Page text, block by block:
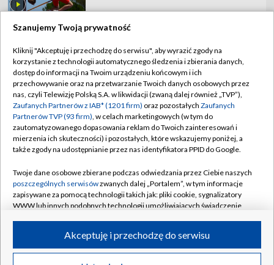
TVP
Abonament TVP
Sklep TVP
Biuro Reklamy
Oferta Handlowa
Emisja w TVP
Rada Programowa
Ogłoszenia przetargowe
Akademia Telewizyjna
Regulamin TVP
Polityka prywatności
Moje zgody
Biuro reklamy
Kanały
©2026 Telewizja Polska Spółka Akcyjna w likwidacji
Szanujemy Twoją prywatność
Kliknij "Akceptuję i przechodzę do serwisu", aby wyrazić zgody na
korzystanie z technologii automatycznego śledzenia i zbierania danych,
dostęp do informacji na Twoim urządzeniu końcowym i ich
przechowywanie oraz na przetwarzanie Twoich danych osobowych przez
nas, czyli Telewizję Polską S.A. w likwidacji (zwaną dalej również „TVP”),
Zaufanych Partnerów z IAB* (1201 firm) oraz pozostałych Zaufanych
Partnerów TVP (93 firm), w celach marketingowych (w tym do
zautomatyzowanego dopasowania reklam do Twoich zainteresowań i
mierzenia ich skuteczności) i pozostałych, które wskazujemy poniżej, a
także zgody na udostępnianie przez nas identyfikatora PPID do Google.
Twoje dane osobowe zbierane podczas odwiedzania przez Ciebie naszych
poszczególnych serwisówzwanych dalej „Portalem”, w tym informacje
zapisywane za pomocą technologii takich jak: pliki cookie, sygnalizatory
WWW lub innych podobnych technologii umożliwiających świadczenie
ruchu w Internecie.
Twoje dane osobowe zbierane podczas odwiedzania przez Ciebie
Akceptuję i przechodzę do serwisu